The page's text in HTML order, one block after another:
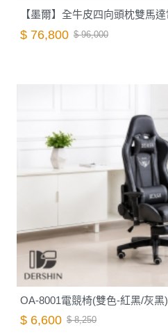
$ 76,800 $ 96,000
OA-8001電競椅(雙色-紅黑/灰黑)
$ 6,600 $ 8,250